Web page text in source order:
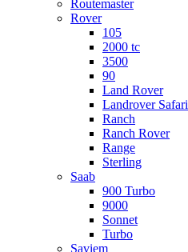
Routemaster
Rover
105
2000 tc
3500
90
Land Rover
Landrover Safari
Ranch
Ranch Rover
Range
Sterling
Saab
900 Turbo
9000
Sonnet
Turbo
Saviem